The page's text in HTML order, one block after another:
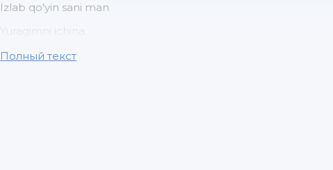
Izlab qo'yin sani man
Yuragimni ichina
Полный текст